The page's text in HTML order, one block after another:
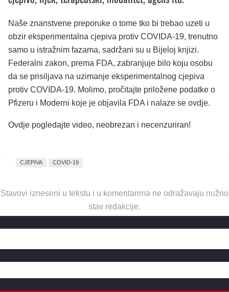
Naše znanstvene preporuke o tome tko bi trebao uzeti u
obzir eksperimentalna cjepiva protiv COVIDA-19, trenutno
samo u istražnim fazama, sadržani su u Bijeloj knjizi.
Federalni zakon, prema FDA, zabranjuje bilo koju osobu
da se prisiljava na uzimanje eksperimentalnog cjepiva
protiv COVIDA-19. Molimo, pročitajte priložene podatke o
Pfizeru i Moderni koje je objavila FDA i nalaze se ovdje.
Ovdje pogledajte video, neobrezan i necenzuriran!
CJEPIVA COVID-19
Stavovi izneseni u tekstu i u komentarima ne odražavaju nužno
stav redakcije.